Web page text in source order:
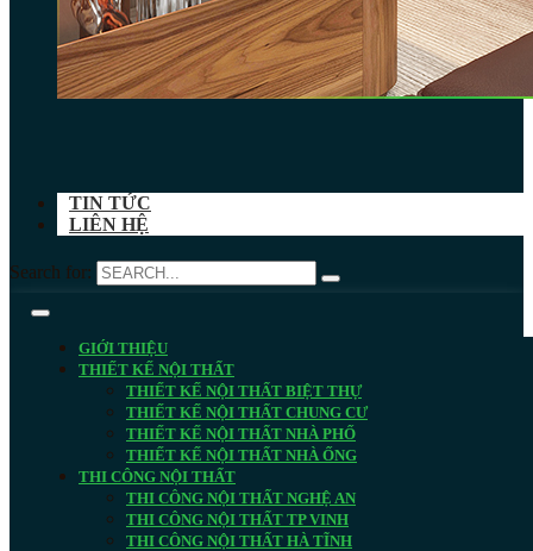
TIN TỨC
LIÊN HỆ
Search for:
GIỚI THIỆU
THIẾT KẾ NỘI THẤT
THIẾT KẾ NỘI THẤT BIỆT THỰ
THIẾT KẾ NỘI THẤT CHUNG CƯ
THIẾT KẾ NỘI THẤT NHÀ PHỐ
THIẾT KẾ NỘI THẤT NHÀ ỐNG
THI CÔNG NỘI THẤT
THI CÔNG NỘI THẤT NGHỆ AN
THI CÔNG NỘI THẤT TP VINH
THI CÔNG NỘI THẤT HÀ TĨNH